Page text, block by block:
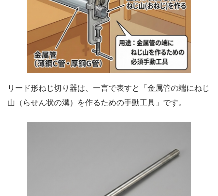
リード形ねじ切り器は、一言で表すと「金属管の端にねじ
山（らせん状の溝）を作るための手動工具」です。